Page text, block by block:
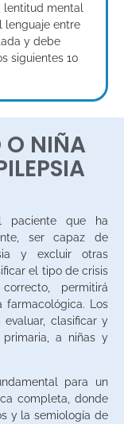
lentitud mental
lenguaje entre
y debe
siguientes 10
O NIÑA
paciente que ha
ser capaz de
y excluir otras
el tipo de crisis
permitirá
farmacológica. Los
clasificar y
a niñas y
para un
completa, donde
y la semiología de